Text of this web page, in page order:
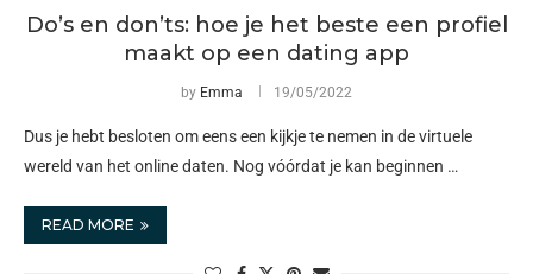
Do’s en don’ts: hoe je het beste een profiel
maakt op een dating app
by Emma 19/05/2022
Dus je hebt besloten om eens een kijkje te nemen in de virtuele
wereld van het online daten. Nog vóórdat je kan beginnen …
READ MORE